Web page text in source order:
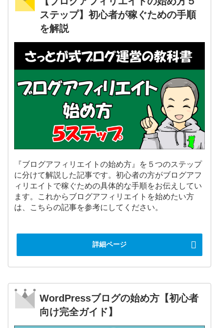
ステップ】初心者が稼ぐための手順
を解説
『ブログアフィリエイトの始め方』を５つのステップ
に分けて解説した記事です。初心者の方がブログアフ
ィリエイトで稼ぐための具体的な手順をお伝えしてい
ます。これからブログアフィリエイトを始めたい方
は、こちらの記事を参考にしてください。
詳細ページ
WordPressブログの始め方【初心者
向け完全ガイド】